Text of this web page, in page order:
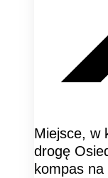
Miejsce, w
drogę
kompas